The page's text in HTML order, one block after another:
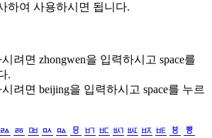
하여 사용하시면 됩니다.
려면 zhongwen을 입력하시고 space를
.
려면 beijing을 입력하시고 space를 누르
ㅬ ㅭ ㅮ ㅯ ㅰ ㅱ ㅲ ㅳ ㅴ ㅵ ㅶ ㅷ ㅸ
ㅹ